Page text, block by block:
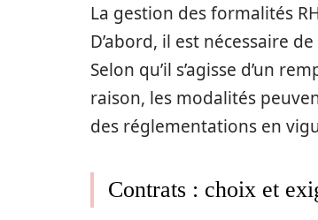
La gestion des formalités
D’abord, il est nécessaire
Selon qu’il s’agisse d’un
raison, les modalités
des réglementations en
Contrats : choix et